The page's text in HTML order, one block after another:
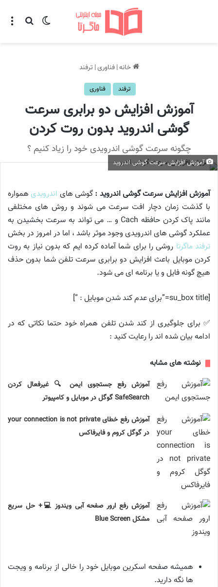
تغییر پوسته
خانه| فناوری| ترفند
ترفند فناوری
آموزش افزایش دو برابری سرعت
گوشی اندروید بدون روت کردن
چگونه سرعت گوشی اندرویدی خود را زیاد کنیم ؟
آموزش افزایش سرعت گوشی اندروید
آموزش افزایش سرعت گوشی اندروید : گوشی های اندرویدی همواره
با گذشت زمان دچار افت سرعت می شوند و روش های مختلفی
مانند پاک کردن حافظه Cach و … می تواند به سرعت بخشیدن به
عملکرد گوشی های اندرویدی وجود موثر باشد ، اما در امروز در بخش
ترفند ماگرتا روشی را برای شما آماده کرده ایم که بدون نیاز به روت
کردن موبایل باعث افزایش دو برابری سرعت تلفن شما بدون حذف
هیچ گونه فایل و یا برنامه ای می شود.
[su_box title=”برای عدم کند شدن موبایل : “]
✅ برای جلوگیری از کند شدن تلفن همراه خود حتما نکاتی که در
ادامه بیان شده اند را رعایت کنید :
نوشته های مشابه
آموزش رفع جستجوی ایمن 🔍 غیرفعال کردن
SafeSearch گوگل در موبایل و کامپیوتر
آموزش رفع خطای your connection is not private
در گوگل کروم و فایرفاکس
آموزش رفع ارور صفحه آبی ویندوز 💻+ حل سریع
مشکل Blue Screen
همیشه صفحه اسکرین موبایل خود را خالی از برنامه و ویجت
ها نگه دارید.